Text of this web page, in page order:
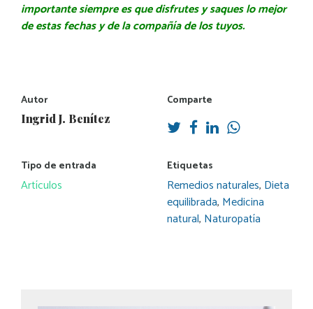
Autor
Ingrid J. Benítez
Comparte
Tipo de entrada
Artículos
Etiquetas
Remedios naturales, Dieta
equilibrada, Medicina
natural, Naturopatía
importante siempre es que disfrutes y saques lo mejor
de estas fechas y de la compañía de los tuyos.